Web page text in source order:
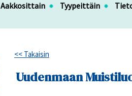
Aakkosittain Tyypeittäin
<< Takaisin
Uudenmaan